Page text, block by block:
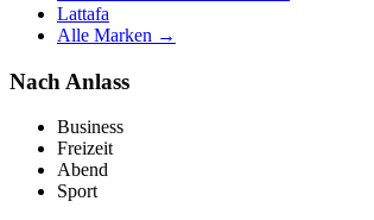
Lattafa
Alle Marken →
Nach Anlass
Business
Freizeit
Abend
Sport